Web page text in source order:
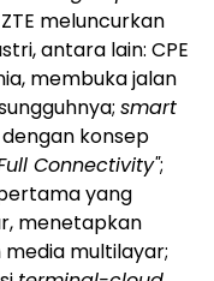
meluncurkan
antara lain: CPE
membuka jalan
smart
konsep
Connectivity";
yang
menetapkan
multilayar;